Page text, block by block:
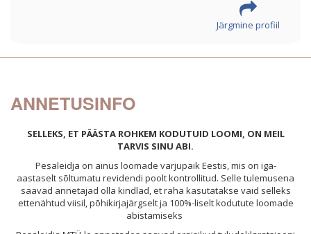
Järgmine profiil
ANNETUSINFO
SELLEKS, ET PÄÄSTA ROHKEM KODUTUID LOOMI, ON MEIL
TARVIS SINU ABI.
Pesaleidja on ainus loomade varjupaik Eestis, mis on iga-
aastaselt sõltumatu revidendi poolt kontrollitud. Selle tulemusena
saavad annetajad olla kindlad, et raha kasutatakse vaid selleks
ettenähtud viisil, põhikirjajärgselt ja 100%-liselt kodutute loomade
abistamiseks